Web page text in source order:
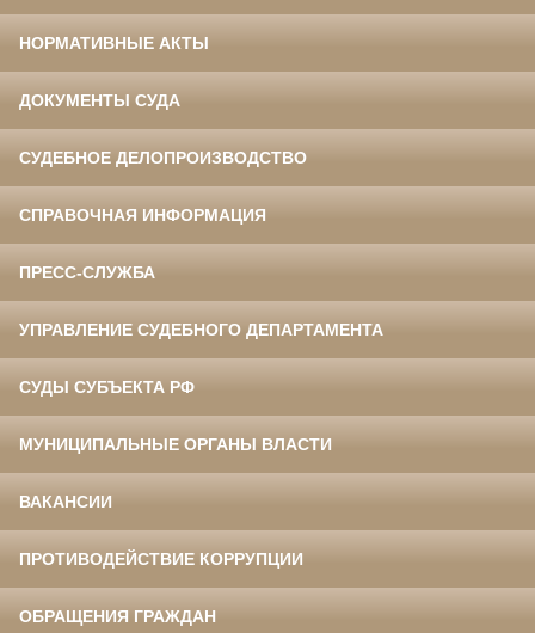
НОРМАТИВНЫЕ АКТЫ
ДОКУМЕНТЫ СУДА
СУДЕБНОЕ ДЕЛОПРОИЗВОДСТВО
СПРАВОЧНАЯ ИНФОРМАЦИЯ
ПРЕСС-СЛУЖБА
УПРАВЛЕНИЕ СУДЕБНОГО ДЕПАРТАМЕНТА
СУДЫ СУБЪЕКТА РФ
МУНИЦИПАЛЬНЫЕ ОРГАНЫ ВЛАСТИ
ВАКАНСИИ
ПРОТИВОДЕЙСТВИЕ КОРРУПЦИИ
ОБРАЩЕНИЯ ГРАЖДАН